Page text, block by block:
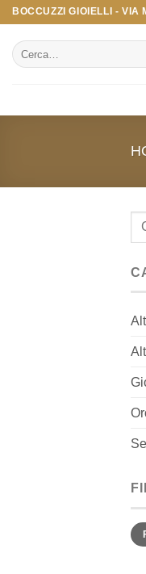
Salta
contenuti
BOCCUZZI GIOIELLI - VIA
Cerca: